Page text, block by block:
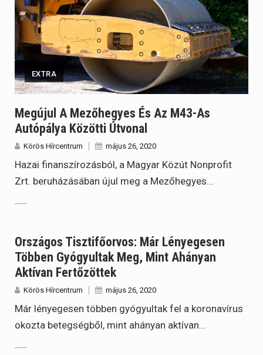
EXTRA
Megújul A Mezőhegyes És Az M43-As
Autópálya Közötti Útvonal
Körös Hírcentrum május 26, 2020
Hazai finanszírozásból, a Magyar Közút Nonprofit
Zrt. beruházásában újul meg a Mezőhegyes…
Országos Tisztifőorvos: Már Lényegesen
Többen Gyógyultak Meg, Mint Ahányan
Aktívan Fertőzöttek
Körös Hírcentrum május 26, 2020
Már lényegesen többen gyógyultak fel a koronavírus
okozta betegségből, mint ahányan aktívan…